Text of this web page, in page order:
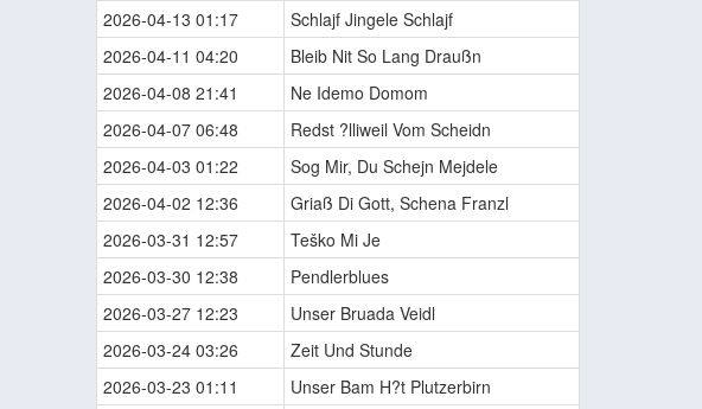
2026-04-13 01:17
Schlajf Jingele Schlajf
2026-04-11 04:20
Bleib Nit So Lang Draußn
2026-04-08 21:41
Ne Idemo Domom
2026-04-07 06:48
Redst ?lliweil Vom Scheidn
2026-04-03 01:22
Sog Mir, Du Schejn Mejdele
2026-04-02 12:36
Griaß Di Gott, Schena Franzl
2026-03-31 12:57
Teško Mi Je
2026-03-30 12:38
Pendlerblues
2026-03-27 12:23
Unser Bruada Veidl
2026-03-24 03:26
Zeit Und Stunde
2026-03-23 01:11
Unser Bam H?t Plutzerbirn